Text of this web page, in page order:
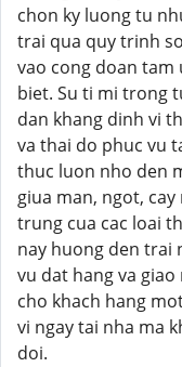
chon ky luong tu
trai qua quy trinh
vao cong doan
biet. Su ti mi trong
dan khang dinh vi
va thai do phuc vu
thuc luon nho den
giua man, ngot,
trung cua cac loai
nay huong den trai
vu dat hang va
cho khach hang
vi ngay tai nha ma
doi.